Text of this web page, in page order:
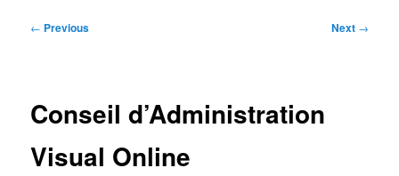
Post
← Previous Next →
Conseil d’Administration
Visual Online